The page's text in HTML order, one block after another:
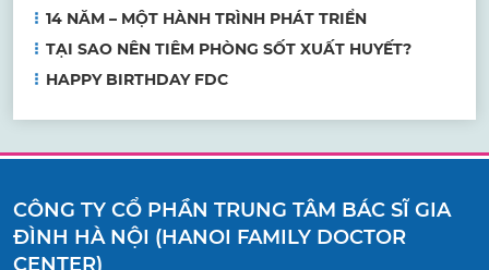
14 NĂM – MỘT HÀNH TRÌNH PHÁT TRIỂN
TẠI SAO NÊN TIÊM PHÒNG SỐT XUẤT HUYẾT?
HAPPY BIRTHDAY FDC
CÔNG TY CỔ PHẦN TRUNG TÂM BÁC SĨ GIA
ĐÌNH HÀ NỘI (HANOI FAMILY DOCTOR
CENTER)